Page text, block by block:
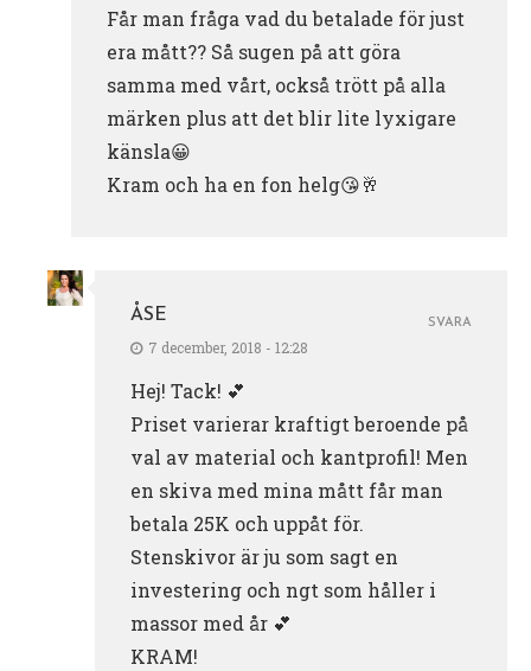
Får man fråga vad du betalade för just
era mått?? Så sugen på att göra
samma med vårt, också trött på alla
märken plus att det blir lite lyxigare
känsla😀
Kram och ha en fon helg😘🥂
ÅSE
7 december, 2018 - 12:28
Hej! Tack! 💕
Priset varierar kraftigt beroende på
val av material och kantprofil! Men
en skiva med mina mått får man
betala 25K och uppåt för.
Stenskivor är ju som sagt en
investering och ngt som håller i
massor med år 💕
KRAM!
SVARA